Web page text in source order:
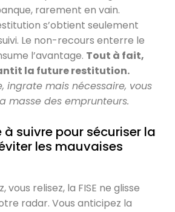
rarement en vain.
s’obtient seulement
Le non-recours enterre le
l’avantage. Tout à fait,
la future restitution.
ingrate mais nécessaire, vous
masse des emprunteurs.
à suivre pour sécuriser la
les mauvaises
vous relisez, la FISE ne glisse
radar. Vous anticipez la